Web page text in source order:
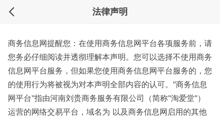
法律声明
商务信息网提醒您：在使用商务信息网平台各项服务前，请
您务必仔细阅读并透彻理解本声明。您可以选择不使用商务
信息网平台服务，但如果您使用商务信息网平台服务的，您
的使用行为将被视为对本声明全部内容的认可。"商务信息
网平台"指由河南刘贵商务服务有限公司（简称"淘爱堂"）
运营的网络交易平台，域名为 以及商务信息网启用的其他